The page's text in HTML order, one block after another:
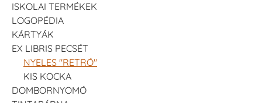
ISKOLAI TERMÉKEK
LOGOPÉDIA
KÁRTYÁK
EX LIBRIS PECSÉT
NYELES "RETRÓ"
KIS KOCKA
DOMBORNYOMÓ